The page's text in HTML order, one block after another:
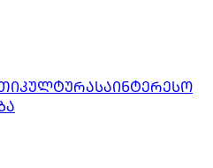
ᲙᲣᲚᲢᲣᲠᲐᲡᲐᲘᲜᲢᲔᲠᲔᲡᲝ